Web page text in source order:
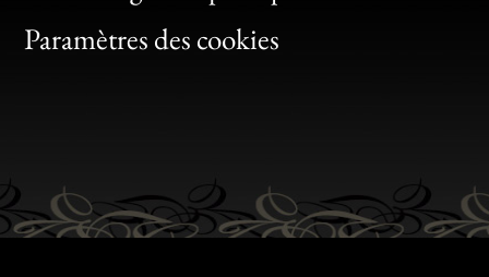
Paramètres des cookies